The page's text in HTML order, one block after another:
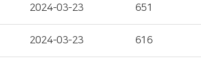
2024-03-23 651
2024-03-23 616